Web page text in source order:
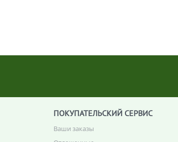
ПОКУПАТЕЛЬСКИЙ СЕРВИС
Ваши заказы